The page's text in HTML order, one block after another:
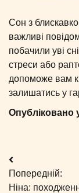
Сон з
важливі
побачили уві
стреси або
допоможе вам
залишатись у
Опубліковано
Навігація
записів
Попередній:
Ніна: